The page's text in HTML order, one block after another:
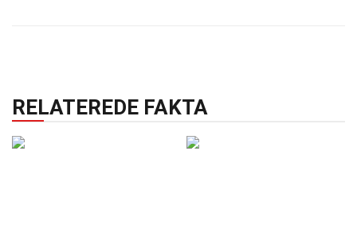
RELATEREDE FAKTA